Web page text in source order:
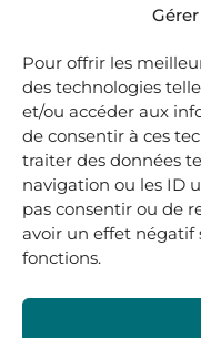
Pour offrir les
des technologies
et/ou accéder aux
de consentir à ces
traiter des données
navigation ou les ID
pas consentir ou de
avoir un effet négatif
fonctions.
48, rue
10H00-